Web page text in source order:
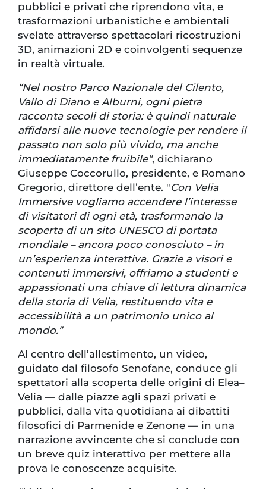
pubblici e privati che riprendono vita, e
trasformazioni urbanistiche e ambientali
svelate attraverso spettacolari ricostruzioni
3D, animazioni 2D e coinvolgenti sequenze
in realtà virtuale.
“Nel nostro Parco Nazionale del Cilento,
Vallo di Diano e Alburni, ogni pietra
racconta secoli di storia: è quindi naturale
affidarsi alle nuove tecnologie per rendere il
passato non solo più vivido, ma anche
immediatamente fruibile", dichiarano
Giuseppe Coccorullo, presidente, e Romano
Gregorio, direttore dell’ente. "Con Velia
Immersive vogliamo accendere l’interesse
di visitatori di ogni età, trasformando la
scoperta di un sito UNESCO di portata
mondiale – ancora poco conosciuto – in
un’esperienza interattiva. Grazie a visori e
contenuti immersivi, offriamo a studenti e
appassionati una chiave di lettura dinamica
della storia di Velia, restituendo vita e
accessibilità a un patrimonio unico al
mondo.”
Al centro dell’allestimento, un video,
guidato dal filosofo Senofane, conduce gli
spettatori alla scoperta delle origini di Elea–
Velia — dalle piazze agli spazi privati e
pubblici, dalla vita quotidiana ai dibattiti
filosofici di Parmenide e Zenone — in una
narrazione avvincente che si conclude con
un breve quiz interattivo per mettere alla
prova le conoscenze acquisite.